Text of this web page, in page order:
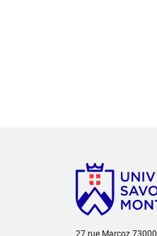
27 rue Marcoz